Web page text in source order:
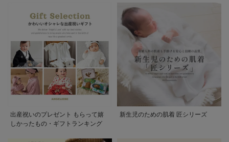
出産祝いのプレゼント もらって嬉
しかったもの・ギフトランキング
新生児のための肌着 匠シリーズ